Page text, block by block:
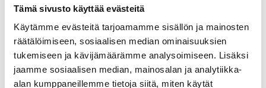
Tämä sivusto käyttää evästeitä
Käytämme evästeitä tarjoamamme sisällön ja mainosten
räätälöimiseen, sosiaalisen median ominaisuuksien
tukemiseen ja kävijämäärämme analysoimiseen. Lisäksi
jaamme sosiaalisen median, mainosalan ja analytiikka-
alan kumppaneillemme tietoja siitä, miten käytät
lämna ett SMS. E-post: mia.kalpa@mtlh.fi och
stödpersonen@mtlh.fi.
Gå till
https://tukihenkilo.fi/sv/stodpersonsnatets-
verksamhet/hitta-en-stodperson/.Du kan